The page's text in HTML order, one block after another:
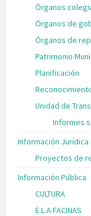
Órganos
Órganos de
Órganos de
Patrimonio
Planificación
Unidad de
Informes
Información Jurídica
Proyectos de
Información Pública
CULTURA
E.L.A FACINAS